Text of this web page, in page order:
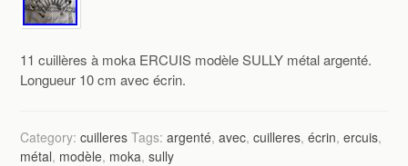
11 cuillères à moka ERCUIS modèle SULLY métal argenté.
Longueur 10 cm avec écrin.
Category:cuilleres Tags:argenté,avec,cuilleres,écrin,ercuis,
métal, modèle, moka,sully